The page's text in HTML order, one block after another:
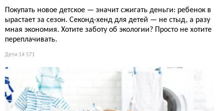
Покупать новое детское — значит сжигать деньги: ребенок в
ырастает за сезон. Секонд-хенд для детей — не стыд, а разу
мная экономия. Хотите заботу об экологии? Просто не хотите
переплачивать.
Дети 14 571